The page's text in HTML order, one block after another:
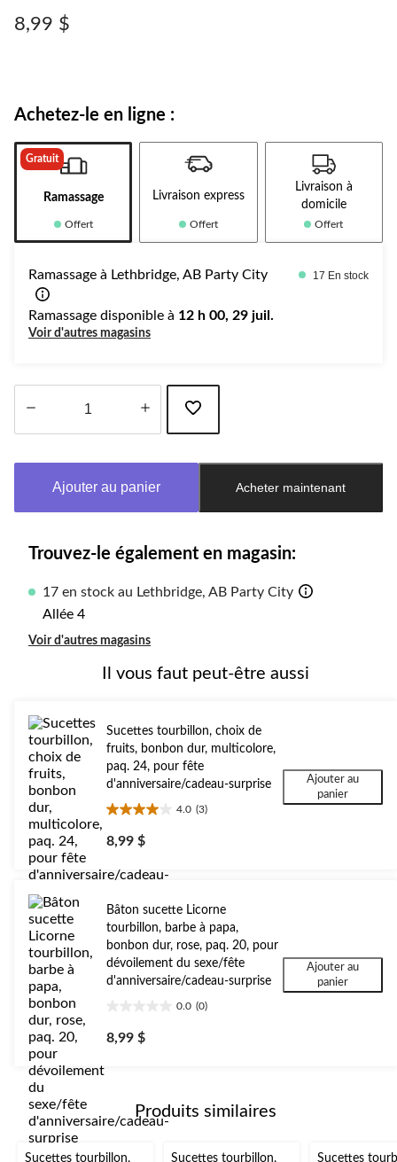
8,99 $
Achetez-le en ligne :
Gratuit
Ramassage
Offert
Livraison express
Offert
Livraison à
domicile
Offert
Ramassage à Lethbridge, AB Party City 17 En stock
Ramassage disponible à 12 h 00, 29 juil.
Voir d'autres magasins
à
Ajouter au panier Acheter maintenant
Trouvez-le également en magasin:
17 en stock au Lethbridge, AB Party City
Allée 4
Voir d'autres magasins
Il vous faut peut-être aussi
Sucettes tourbillon, choix de
fruits, bonbon dur, multicolore,
paq. 24, pour fête
d'anniversaire/cadeau-surprise
4.0 (3)
4.0
étoile(s)
sur
3
8,99 $
Ajouter au
panier
Bâton sucette Licorne
tourbillon, barbe à papa,
bonbon dur, rose, paq. 20, pour
dévoilement du sexe/fête
d'anniversaire/cadeau-surprise
0.0 (0)
étoile(s)
sur
8,99 $
Ajouter au
panier
Produits similaires
Sucettes tourbillon,
Sucettes tourbillon,
Sucettes